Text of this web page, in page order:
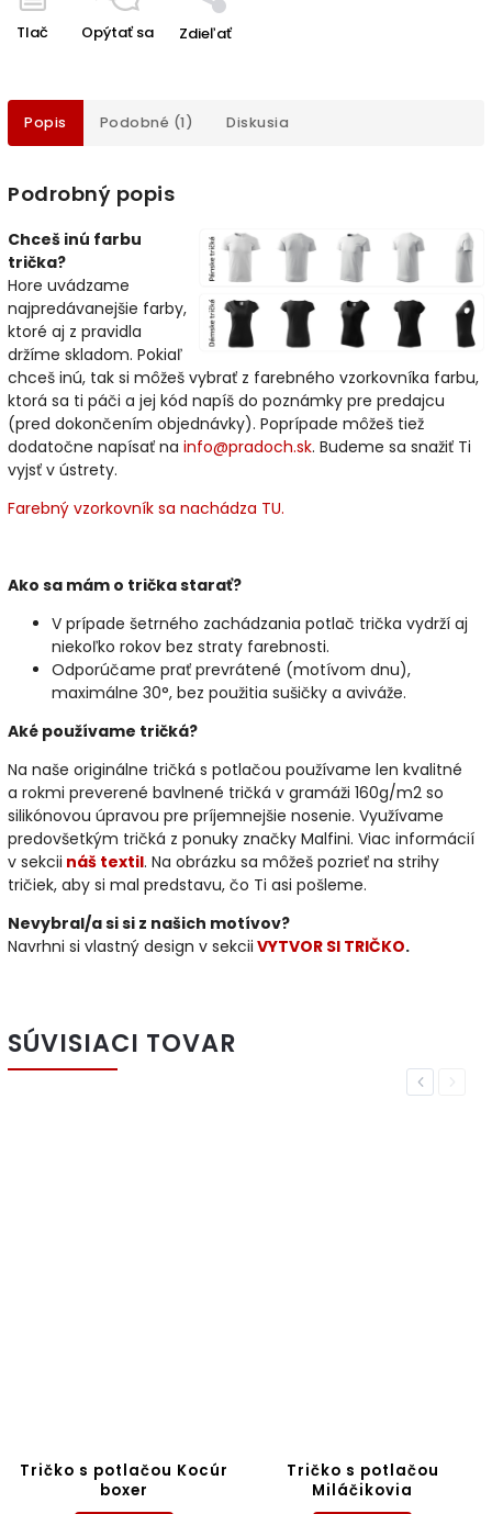
Tlač Opýtať sa Zdieľať
Popis Podobné (1) Diskusia
Podrobný popis
Chceš inú farbu
trička?
Hore uvádzame
najpredávanejšie farby,
ktoré aj z pravidla
držíme skladom. Pokiaľ
chceš inú, tak si môžeš vybrať z farebného vzorkovníka farbu,
ktorá sa ti páči a jej kód napíš do poznámky pre predajcu
(pred dokončením objednávky). Poprípade môžeš tiež
dodatočne napísať na info@pradoch.sk. Budeme sa snažiť Ti
vyjsť v ústrety.
Farebný vzorkovník sa nachádza TU.
Ako sa mám o trička starať?
V prípade šetrného zachádzania potlač trička vydrží aj
niekoľko rokov bez straty farebnosti.
Odporúčame prať prevrátené (motívom dnu),
maximálne 30°, bez použitia sušičky a aviváže.
Aké používame tričká?
Na naše originálne tričká s potlačou používame len kvalitné
a rokmi preverené bavlnené tričká v gramáži 160g/m2 so
silikónovou úpravou pre príjemnejšie nosenie. Využívame
predovšetkým tričká z ponuky značky Malfini. Viac informácií
v sekcii náš textil. Na obrázku sa môžeš pozrieť na strihy
tričiek, aby si mal predstavu, čo Ti asi pošleme.
Nevybral/a si si z našich motívov?
Navrhni si vlastný design v sekcii VYTVOR SI TRIČKO.
SÚVISIACI TOVAR
Previous
Tričko s potlačou Kocúr
boxer
Tričko s potlačou
Miláčikovia
Next